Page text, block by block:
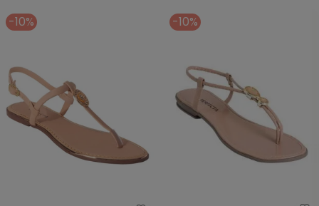
-10% -10%